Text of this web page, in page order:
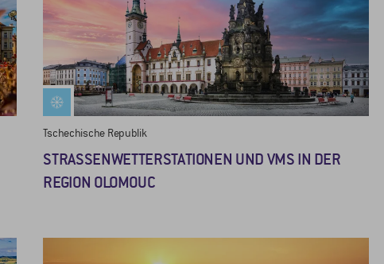
Tschechische Republik
STRASSENWETTERSTATIONEN UND VMS IN DER R
EGION OLOMOUC